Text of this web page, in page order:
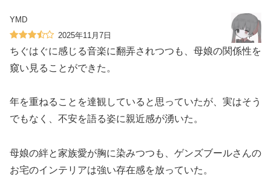
YMD
2025年11月7日
ちぐはぐに感じる音楽に翻弄されつつも、母娘の関係性を
窺い見ることができた。
年を重ねることを達観していると思っていたが、実はそう
でもなく、不安を語る姿に親近感が湧いた。
母娘の絆と家族愛が胸に染みつつも、ゲンズブールさんの
お宅のインテリアは強い存在感を放っていた。